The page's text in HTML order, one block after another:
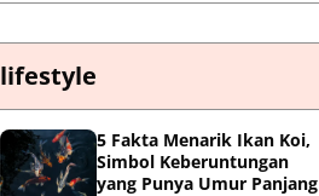
lifestyle
5 Fakta Menarik Ikan Koi,
Simbol Keberuntungan
yang Punya Umur Panjang